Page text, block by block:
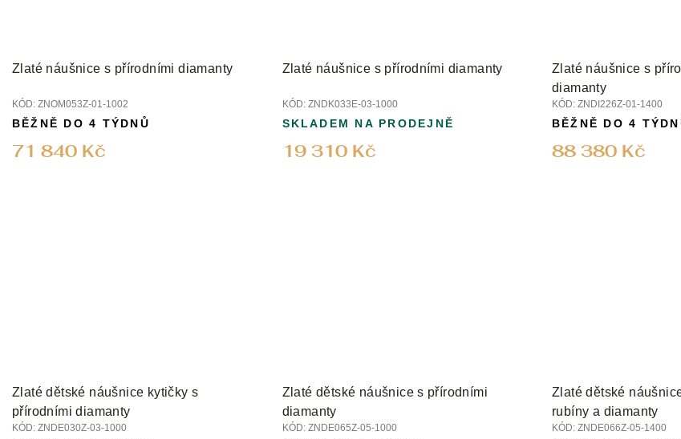
t
Zlaté náušnice s přírodními diamanty
KÓD: ZNOM053Z-01-1002
71 840 Kč
BĚŽNĚ DO 4 TÝDNŮ
Zlaté náušnice s přírodními diamanty
KÓD: ZNDK033E-03-1000
19 310 Kč
SKLADEM NA PRODEJNĚ
Zlaté náušnice s
diamanty
KÓD: ZNDI226Z-01-1400
88 380 Kč
BĚŽNĚ DO 4
Zlaté dětské náušnice kytičky s
přírodními diamanty
KÓD: ZNDE030Z-03-1000
Zlaté dětské náušnice s přírodními
diamanty
KÓD: ZNDE065Z-05-1000
Zlaté dětské
rubíny a diamanty
KÓD: ZNDE066Z-05-1400